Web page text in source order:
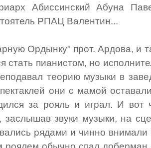
Абиссинский Абуна
РПАЦ Валентин...
Ордынку" прот. Ардова, и
стать пианистом, но
теорию музыки в
они с мамой
за рояль и играл. И вот
заслышав звуки музыки, на
рядами и чинно внимали